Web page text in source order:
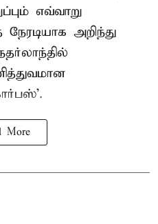
எவ்வாறு
அறிந்து
More